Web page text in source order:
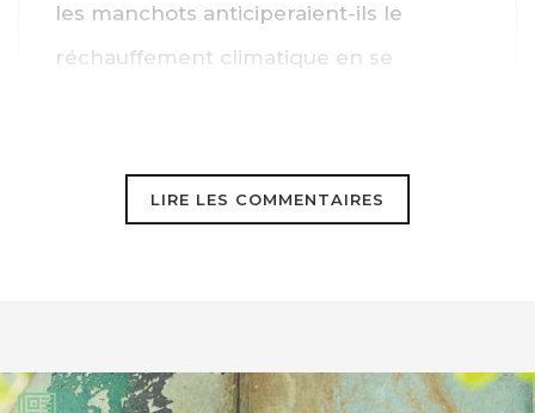
les manchots anticiperaient-ils le
réchauffement climatique en se
adaptation à un climat plus chaud ???
LIRE LES COMMENTAIRES